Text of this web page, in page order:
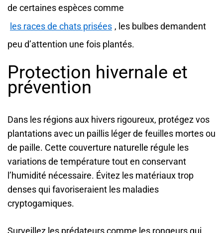
de certaines espèces comme
les races de chats prisées , les bulbes demandent
peu d’attention une fois plantés.
Protection hivernale et
prévention
Dans les régions aux hivers rigoureux, protégez vos
plantations avec un paillis léger de feuilles mortes ou
de paille. Cette couverture naturelle régule les
variations de température tout en conservant
l’humidité nécessaire. Évitez les matériaux trop
denses qui favoriseraient les maladies
cryptogamiques.
Surveillez les prédateurs comme les rongeurs qui